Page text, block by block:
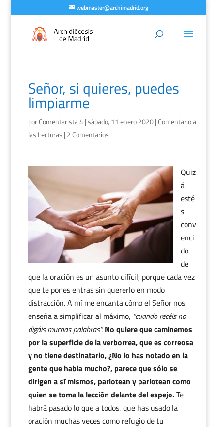
webmaster@archimadrid.org
Señor, si quieres, puedes
limpiarme
porComentarista 4|sábado, 11 enero 2020|Comentario a
las Lecturas | 2 Comentarios
Quiz
á
esté
s
conv
enci
do
de
que la oración es un asunto difícil, porque cada vez
que te pones entras sin quererlo en modo
distracción. A mí me encanta cómo el Señor nos
enseña a simplificar al máximo, “cuando recéis no
digáis muchas palabras”. No quiere que caminemos
por la superficie de la verborrea, que es correosa
y no tiene destinatario, ¿No lo has notado en la
gente que habla mucho?, parece que sólo se
dirigen a sí mismos, parlotean y parlotean como
quien se toma la lección delante del espejo.Te
habrá pasado lo que a todos, que has usado la
oración muchas veces como refugio de tu